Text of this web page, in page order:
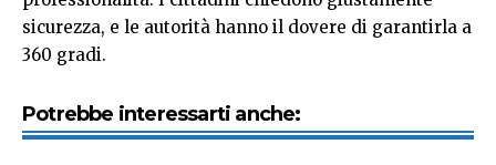
sicurezza, e le autorità hanno il dovere di garantirla a
360 gradi.
Potrebbe interessarti anche: